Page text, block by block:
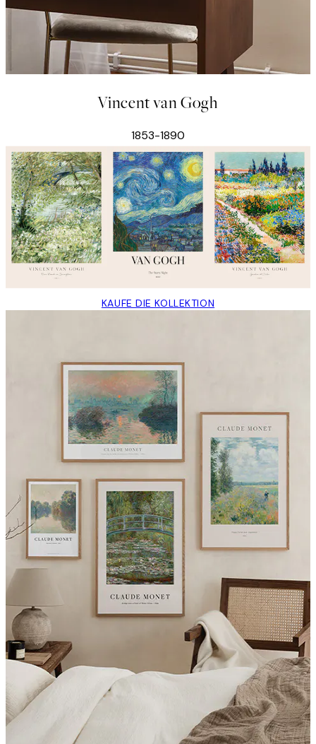
Vincent van Gogh
1853-1890
KAUFE DIE KOLLEKTION